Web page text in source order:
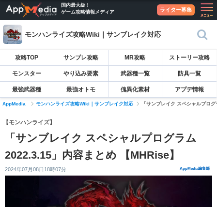
国内最大級！
ゲーム攻略情報メディア
ライター募集
モンハンライズ攻略Wiki｜サンブレイク対応
攻略TOP サンブレ攻略 MR攻略 ストーリー攻略
モンスター やり込み要素 武器種一覧 防具一覧
最強武器種 最強オトモ 傀異化素材 アプデ情報
AppMedia モンハンライズ攻略Wiki｜サンブレイク対応 「サンブレイク スペシャルプロ
【モンハンライズ】
「サンブレイク スペシャルプログラム
2022.3.15」内容まとめ 【MHRise】
2024年07月08日18時07分 AppMedia編集部